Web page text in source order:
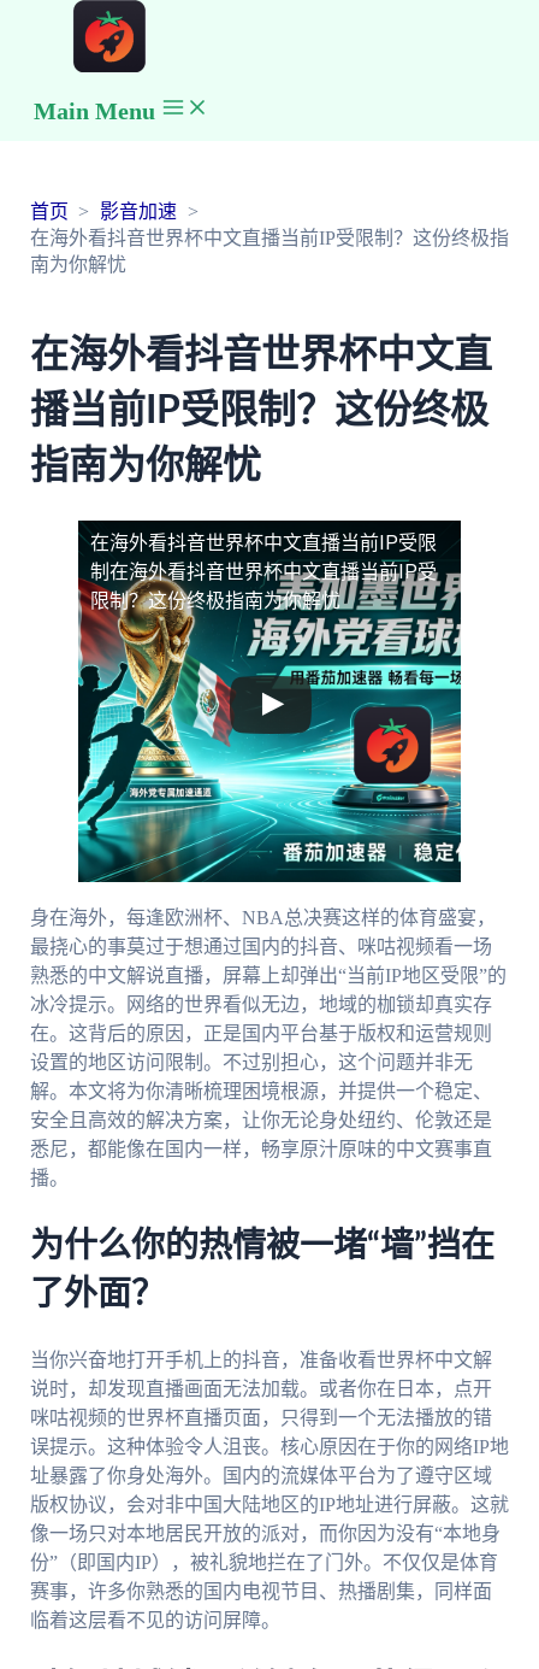
Main Menu
首页
影音加速
在海外看抖音世界杯中文直播当前IP受限制？这份终极指
南为你解忧
在海外看抖音世界杯中文直
播当前IP受限制？这份终极
指南为你解忧
在海外看抖音世界杯中文直播当前IP受限
制 在海外看抖音世界杯中文直播当前IP受
限制？这份终极指南为你解忧
身在海外，每逢欧洲杯、NBA总决赛这样的体育盛宴，
最挠心的事莫过于想通过国内的抖音、咪咕视频看一场
熟悉的中文解说直播，屏幕上却弹出“当前IP地区受限”的
冰冷提示。网络的世界看似无边，地域的枷锁却真实存
在。这背后的原因，正是国内平台基于版权和运营规则
设置的地区访问限制。不过别担心，这个问题并非无
解。本文将为你清晰梳理困境根源，并提供一个稳定、
安全且高效的解决方案，让你无论身处纽约、伦敦还是
悉尼，都能像在国内一样，畅享原汁原味的中文赛事直
播。
为什么你的热情被一堵“墙”挡在
了外面？
当你兴奋地打开手机上的抖音，准备收看世界杯中文解
说时，却发现直播画面无法加载。或者你在日本，点开
咪咕视频的世界杯直播页面，只得到一个无法播放的错
误提示。这种体验令人沮丧。核心原因在于你的网络IP地
址暴露了你身处海外。国内的流媒体平台为了遵守区域
版权协议，会对非中国大陆地区的IP地址进行屏蔽。这就
像一场只对本地居民开放的派对，而你因为没有“本地身
份”（即国内IP），被礼貌地拦在了门外。不仅仅是体育
赛事，许多你熟悉的国内电视节目、热播剧集，同样面
临着这层看不见的访问屏障。